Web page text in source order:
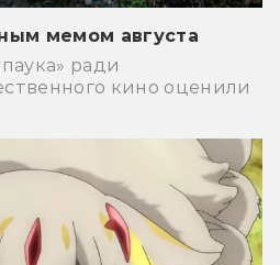
мемом августа
ради
кино оценили